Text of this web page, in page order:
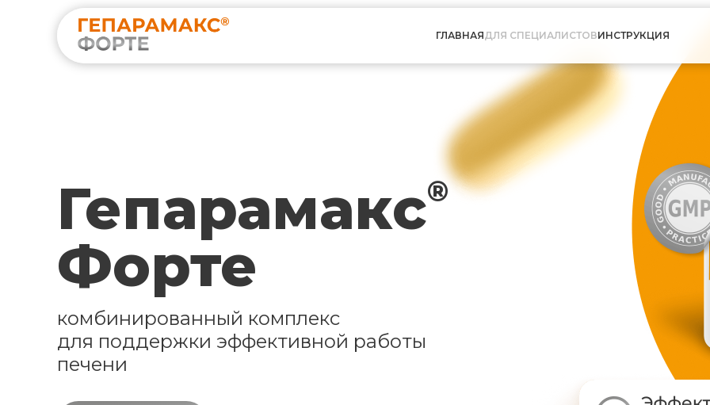
ГЛАВНАЯДЛЯ СПЕЦИАЛИСТОВИНСТРУКЦИЯ
Гепарамакс®
Форте
комбинированный комплекс
для поддержки эффективной работы
печени